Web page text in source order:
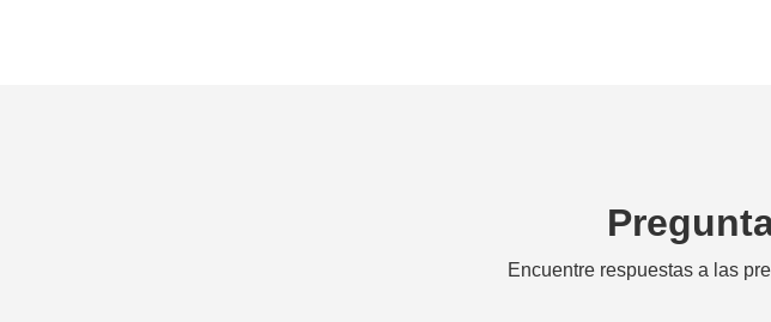
Encuentre respuestas a las